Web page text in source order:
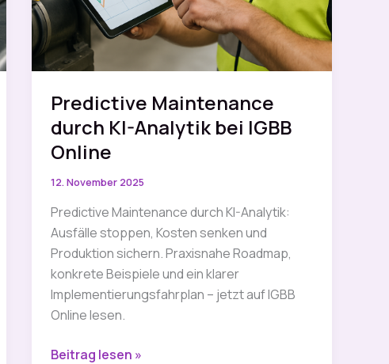
Predictive Maintenance
durch KI-Analytik bei IGBB
Online
12. November 2025
Predictive Maintenance durch KI-Analytik:
Ausfälle stoppen, Kosten senken und
Produktion sichern. Praxisnahe Roadmap,
konkrete Beispiele und ein klarer
Implementierungsfahrplan – jetzt auf IGBB
Online lesen.
Predictive
Beitrag lesen »